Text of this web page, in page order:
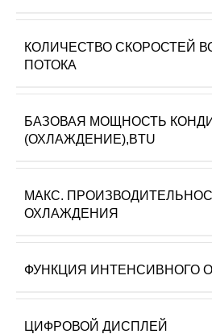
КОЛИЧЕСТВО СКОРОСТЕЙ
ПОТОКА
БАЗОВАЯ МОЩНОСТЬ
(ОХЛАЖДЕНИЕ),BTU
МАКС.
ОХЛАЖДЕНИЯ
ФУНКЦИЯ ИНТЕНСИВНОГО
ЦИФРОВОЙ ДИСПЛЕЙ